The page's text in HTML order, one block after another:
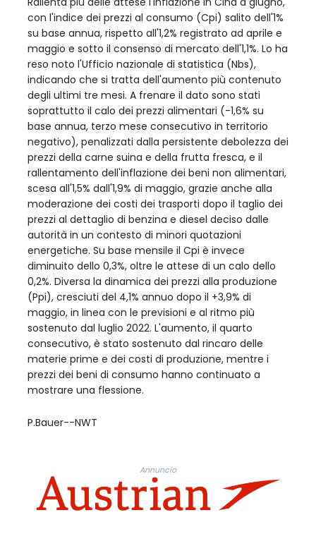
con l'indice dei prezzi al consumo (Cpi) salito dell'1%
su base annua, rispetto all'1,2% registrato ad aprile e
maggio e sotto il consenso di mercato dell'1,1%. Lo ha
reso noto l'Ufficio nazionale di statistica (Nbs),
indicando che si tratta dell'aumento più contenuto
degli ultimi tre mesi. A frenare il dato sono stati
soprattutto il calo dei prezzi alimentari (-1,6% su
base annua, terzo mese consecutivo in territorio
negativo), penalizzati dalla persistente debolezza dei
prezzi della carne suina e della frutta fresca, e il
rallentamento dell'inflazione dei beni non alimentari,
scesa all'1,5% dall'1,9% di maggio, grazie anche alla
moderazione dei costi dei trasporti dopo il taglio dei
prezzi al dettaglio di benzina e diesel deciso dalle
autorità in un contesto di minori quotazioni
energetiche. Su base mensile il Cpi è invece
diminuito dello 0,3%, oltre le attese di un calo dello
0,2%. Diversa la dinamica dei prezzi alla produzione
(Ppi), cresciuti del 4,1% annuo dopo il +3,9% di
maggio, in linea con le previsioni e al ritmo più
sostenuto dal luglio 2022. L'aumento, il quarto
consecutivo, è stato sostenuto dal rincaro delle
materie prime e dei costi di produzione, mentre i
prezzi dei beni di consumo hanno continuato a
mostrare una flessione.
P.Bauer--NWT
Annuncio